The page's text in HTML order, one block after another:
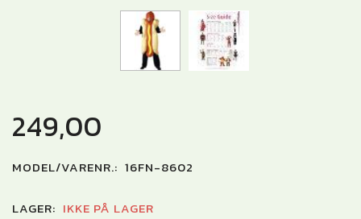
249,00
MODEL/VARENR.: 16FN-8602
LAGER: IKKE PÅ LAGER